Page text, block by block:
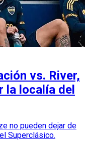
vs. River,
la localía del
no pueden dejar de
Superclásico.